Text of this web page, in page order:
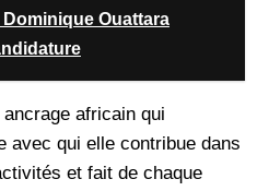
Ouattara
africain qui
avec qui elle contribue dans
et fait de chaque